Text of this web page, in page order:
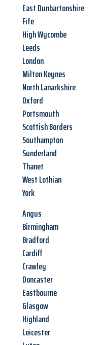
East Dunbartonshire
Fife
High Wycombe
Leeds
London
Milton Keynes
North Lanarkshire
Oxford
Portsmouth
Scottish Borders
Southampton
Sunderland
Thanet
West Lothian
York
Angus
Birmingham
Bradford
Cardiff
Crawley
Doncaster
Eastbourne
Glasgow
Highland
Leicester